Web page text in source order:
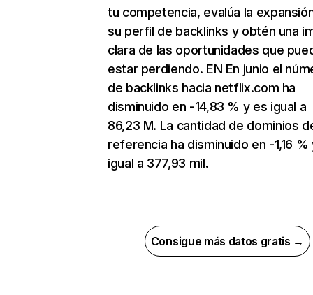
tu competencia, evalúa la
su perfil de backlinks y obtén una
clara de las oportunidades que
estar perdiendo. EN En junio el
de backlinks hacia netflix.com ha
disminuido en -14,83 % y es igual a
86,23 M. La cantidad de dominios
referencia ha disminuido en -1,16 %
igual a 377,93 mil.
Consigue más datos gratis →